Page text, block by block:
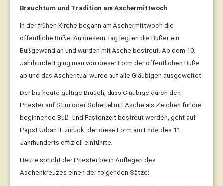
Brauchtum und Tradition am Aschermittwoch
In der frühen Kirche begann am Aschermittwoch die
öffentliche Buße. An diesem Tag legten die Büßer ein
Bußgewand an und wurden mit Asche bestreut. Ab dem 10.
Jahrhundert ging man von dieser Form der öffentlichen Buße
ab und das Ascheritual wurde auf alle Gläubigen ausgeweitet.
Der bis heute gültige Brauch, dass Gläubige durch den
Priester auf Stirn oder Scheitel mit Asche als Zeichen für die
beginnende Buß- und Fastenzeit bestreut werden, geht auf
Papst Urban II. zurück, der diese Form am Ende des 11.
Jahrhunderts offiziell einführte.
Heute spricht der Priester beim Auflegen des
Aschenkreuzes einen der folgenden Sätze: